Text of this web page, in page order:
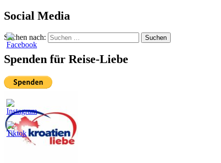
Social Media
Suchen nach: Suchen
Spenden für Reise-Liebe